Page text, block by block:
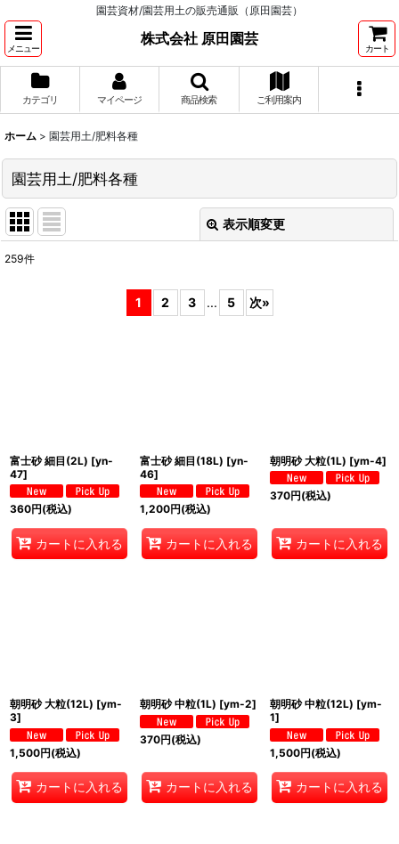
園芸資材/園芸用土の販売通販（原田園芸）
メニュー
株式会社 原田園芸
カート
カテゴリ マイページ 商品検索 ご利用案内
ホーム > 園芸用土/肥料各種
園芸用土/肥料各種
表示順変更
259件
1 2 3 ... 5 次»
富士砂 細目(2L) [yn-
47]
360円(税込)
カートに入れる
富士砂 細目(18L) [yn-
46]
1,200円(税込)
カートに入れる
朝明砂 大粒(1L) [ym-4]
370円(税込)
カートに入れる
朝明砂 大粒(12L) [ym-
3]
1,500円(税込)
カートに入れる
朝明砂 中粒(1L) [ym-2]
370円(税込)
カートに入れる
朝明砂 中粒(12L) [ym-
1]
1,500円(税込)
カートに入れる